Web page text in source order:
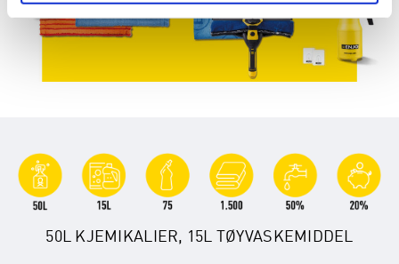
50L KJEMIKALIER, 15L TØYVASKEMIDDEL